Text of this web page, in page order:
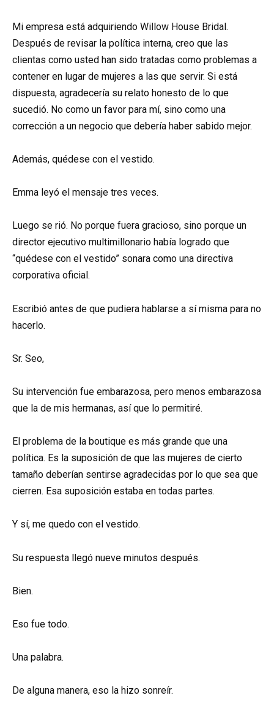
Mi empresa está adquiriendo Willow House Bridal.
Después de revisar la política interna, creo que las
clientas como usted han sido tratadas como problemas a
contener en lugar de mujeres a las que servir. Si está
dispuesta, agradecería su relato honesto de lo que
sucedió. No como un favor para mí, sino como una
corrección a un negocio que debería haber sabido mejor.
Además, quédese con el vestido.
Emma leyó el mensaje tres veces.
Luego se rió. No porque fuera gracioso, sino porque un
director ejecutivo multimillonario había logrado que
“quédese con el vestido” sonara como una directiva
corporativa oficial.
Escribió antes de que pudiera hablarse a sí misma para no
hacerlo.
Sr. Seo,
Su intervención fue embarazosa, pero menos embarazosa
que la de mis hermanas, así que lo permitiré.
El problema de la boutique es más grande que una
política. Es la suposición de que las mujeres de cierto
tamaño deberían sentirse agradecidas por lo que sea que
cierren. Esa suposición estaba en todas partes.
Y sí, me quedo con el vestido.
Su respuesta llegó nueve minutos después.
Bien.
Eso fue todo.
Una palabra.
De alguna manera, eso la hizo sonreír.